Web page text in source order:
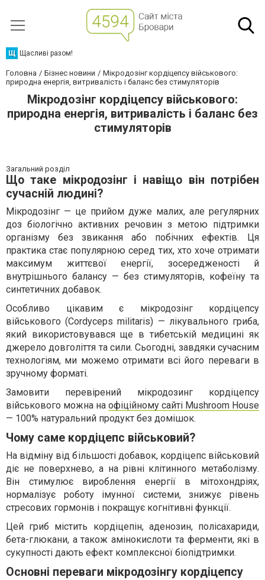
Щ Щасливі разом!
Головна Бізнес новини
Мікродозінг кордіцепсу військового:
природна енергія, витривалість і баланс без стимуляторів
Мікродозінг кордіцепсу військового:
природна енергія, витривалість і баланс без
стимуляторів
Загальний розділ
Що таке мікродозінг і навіщо він потрібен
сучасній людині?
Мікродозінг — це прийом дуже малих, але регулярних
доз біологічно активних речовин з метою підтримки
організму без звикання або побічних ефектів. Ця
практика стає популярною серед тих, хто хоче отримати
максимум життєвої енергії, зосередженості й
внутрішнього балансу — без стимуляторів, кофеїну та
синтетичних добавок.
Особливо цікавим є мікродозінг кордіцепсу
військового (Cordyceps militaris) — лікувального гриба,
який використовувався ще в тибетській медицині як
джерело довголіття та сили. Сьогодні, завдяки сучасним
технологіям, ми можемо отримати всі його переваги в
зручному форматі.
Замовити перевірений мікродозинг кордіцепсу
військового можна на офіційному сайті Mushroom House
— 100% натуральний продукт без домішок.
Чому саме кордіцепс військовий?
На відміну від більшості добавок, кордіцепс військовий
діє не поверхнево, а на рівні клітинного метаболізму.
Він стимулює вироблення енергії в мітохондріях,
нормалізує роботу імунної системи, знижує рівень
стресових гормонів і покращує когнітивні функції.
Цей гриб містить кордіцепін, аденозин, полісахариди,
бета-глюкани, а також амінокислоти та ферменти, які в
сукупності дають ефект комплексної біопідтримки.
Основні переваги мікродозінгу кордіцепсу